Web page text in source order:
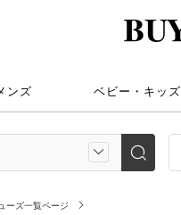
ンズ ベビー・キッズ
ーズ一覧ページ